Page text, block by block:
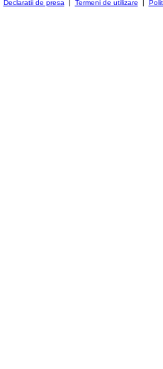
Declaratii de presa Termeni de utilizare